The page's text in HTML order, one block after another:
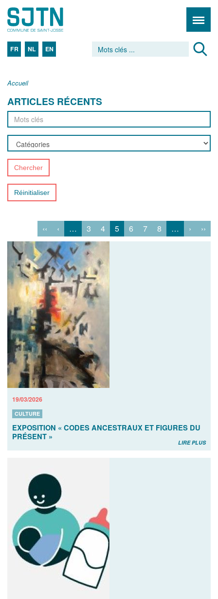
FR NL EN
Accueil
ARTICLES RÉCENTS
Chercher
Réinitialiser
‹‹ ‹ … 3 4 5 6 7 8 … › ››
19/03/2026
CULTURE
EXPOSITION « CODES ANCESTRAUX ET FIGURES DU
PRÉSENT »
LIRE PLUS